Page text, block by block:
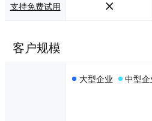
支持免费试用
客户规模
大型企业 中型企